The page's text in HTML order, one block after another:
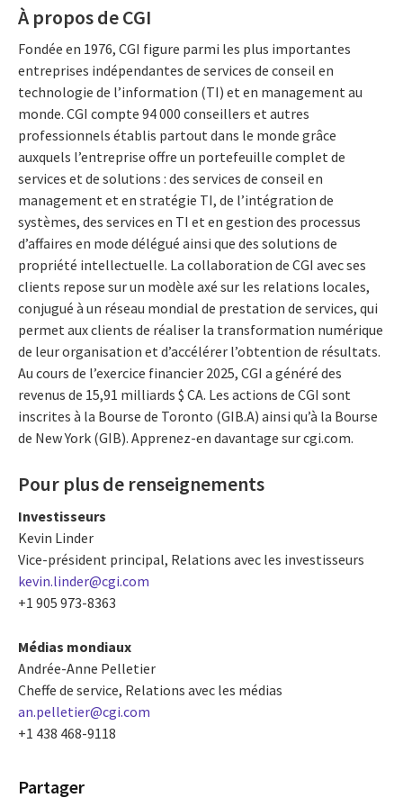
À propos de CGI
Fondée en 1976, CGI figure parmi les plus importantes
entreprises indépendantes de services de conseil en
technologie de l’information (TI) et en management au
monde. CGI compte 94 000 conseillers et autres
professionnels établis partout dans le monde grâce
auxquels l’entreprise offre un portefeuille complet de
services et de solutions : des services de conseil en
management et en stratégie TI, de l’intégration de
systèmes, des services en TI et en gestion des processus
d’affaires en mode délégué ainsi que des solutions de
propriété intellectuelle. La collaboration de CGI avec ses
clients repose sur un modèle axé sur les relations locales,
conjugué à un réseau mondial de prestation de services, qui
permet aux clients de réaliser la transformation numérique
de leur organisation et d’accélérer l’obtention de résultats.
Au cours de l’exercice financier 2025, CGI a généré des
revenus de 15,91 milliards $ CA. Les actions de CGI sont
inscrites à la Bourse de Toronto (GIB.A) ainsi qu’à la Bourse
de New York (GIB). Apprenez-en davantage sur cgi.com.
Pour plus de renseignements
Investisseurs
Kevin Linder
Vice-président principal, Relations avec les investisseurs
kevin.linder@cgi.com
+1 905 973-8363
Médias mondiaux
Andrée-Anne Pelletier
Cheffe de service, Relations avec les médias
an.pelletier@cgi.com
+1 438 468-9118
Partager